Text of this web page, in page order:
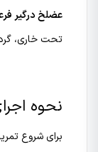
عضلخ درگیر
تحت خاری،
نحوه
برای شروع